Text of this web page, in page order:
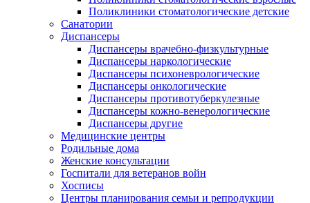
Поликлиники стоматологические детские
Санатории
Диспансеры
Диспансеры врачебно-физкультурные
Диспансеры наркологические
Диспансеры психоневрологические
Диспансеры онкологические
Диспансеры противотуберкулезные
Диспансеры кожно-венерологические
Диспансеры другие
Медицинские центры
Родильные дома
Женские консультации
Госпитали для ветеранов войн
Хосписы
Центры планирования семьи и репродукции